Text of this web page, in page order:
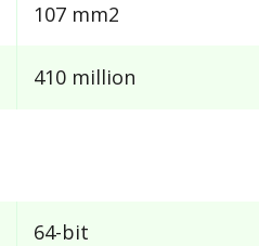
107 mm2
410 million
64-bit